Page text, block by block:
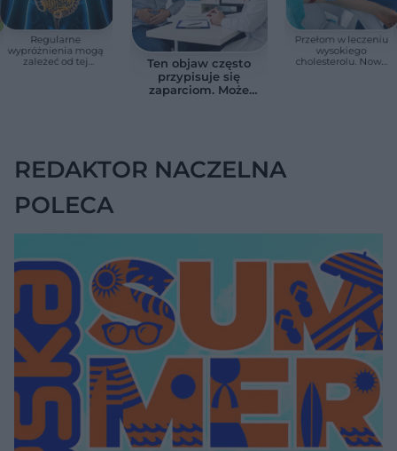
Regularne
wypróżnienia mogą
zależeć od tej
Ten objaw często
przypisuje się
zaparciom. Może
Przełom w leczeniu
wysokiego
cholesterolu. Nowa
REDAKTOR NACZELNA
POLECA